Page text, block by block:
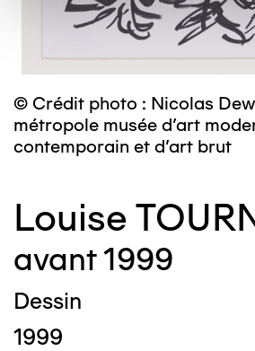
© Crédit photo : Nicolas
métropole musée d’art
contemporain et d’art brut
Louise
avant 1999
Dessin
1999